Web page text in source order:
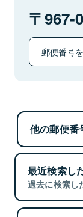
967-
郵便番号
他の郵便番
最近検索し
過去に検索し